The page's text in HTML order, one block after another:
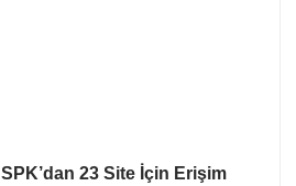
SPK’dan 23 Site İçin Erişim